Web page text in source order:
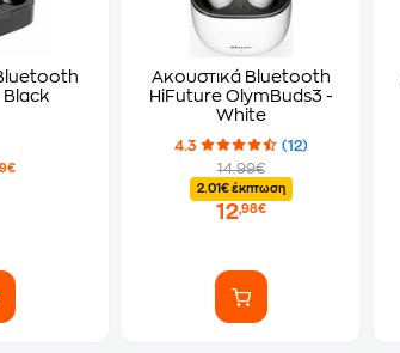
Black
Ακουστικά Bluetooth
HiFuture OlymBuds3 -
White
4.3
(12)
14.99€
2.01€ έκπτωση
12,98€